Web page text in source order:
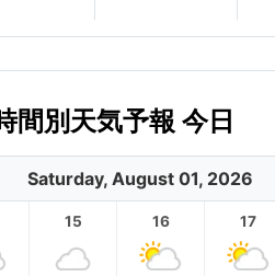
別天気予報 今日
Saturday, August 01, 2026
15 16 17